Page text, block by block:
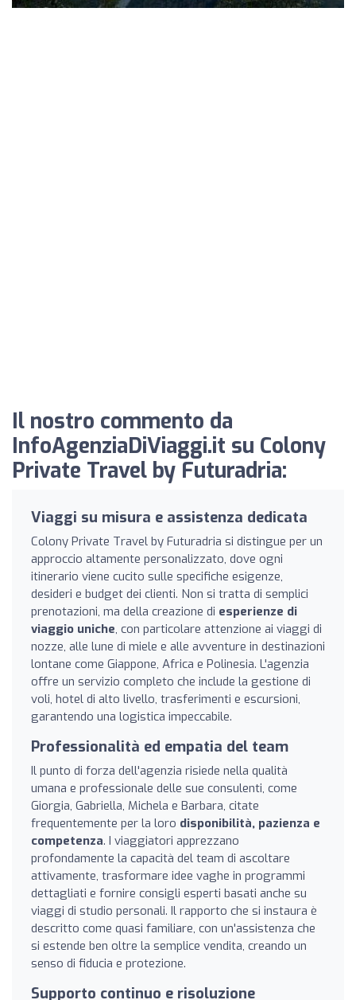
Il nostro commento da
InfoAgenziaDiViaggi.it su Colony
Private Travel by Futuradria:
Viaggi su misura e assistenza dedicata
Colony Private Travel by Futuradria si distingue per un
approccio altamente personalizzato, dove ogni
itinerario viene cucito sulle specifiche esigenze,
desideri e budget dei clienti. Non si tratta di semplici
prenotazioni, ma della creazione di esperienze di
viaggio uniche, con particolare attenzione ai viaggi di
nozze, alle lune di miele e alle avventure in destinazioni
lontane come Giappone, Africa e Polinesia. L'agenzia
offre un servizio completo che include la gestione di
voli, hotel di alto livello, trasferimenti e escursioni,
garantendo una logistica impeccabile.
Professionalità ed empatia del team
Il punto di forza dell'agenzia risiede nella qualità
umana e professionale delle sue consulenti, come
Giorgia, Gabriella, Michela e Barbara, citate
frequentemente per la loro disponibilità, pazienza e
competenza. I viaggiatori apprezzano
profondamente la capacità del team di ascoltare
attivamente, trasformare idee vaghe in programmi
dettagliati e fornire consigli esperti basati anche su
viaggi di studio personali. Il rapporto che si instaura è
descritto come quasi familiare, con un'assistenza che
si estende ben oltre la semplice vendita, creando un
senso di fiducia e protezione.
Supporto continuo e risoluzione